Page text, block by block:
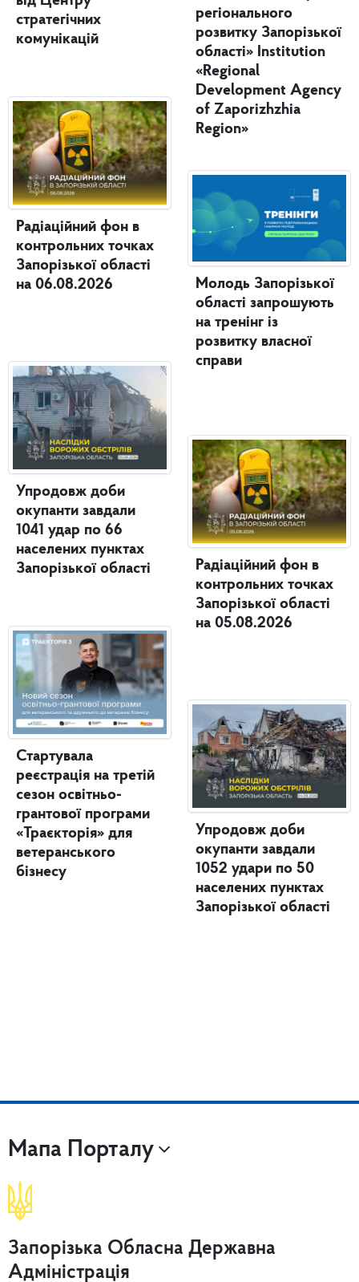
стратегічних
комунікацій
Радіаційний фон в
контрольних точках
Запорізької області
на 06.08.2026
Упродовж доби
окупанти завдали
1041 удар по 66
населених пунктах
Запорізької області
Стартувала
реєстрація на третій
сезон освітньо-
грантової програми
«Траєкторія» для
ветеранського
бізнесу
регіонального
розвитку Запорізької
області» Institution
«Regional
Development Agency
of Zaporizhzhia
Region»
Молодь Запорізької
області запрошують
на тренінг із
розвитку власної
справи
Радіаційний фон в
контрольних точках
Запорізької області
на 05.08.2026
Упродовж доби
окупанти завдали
1052 удари по 50
населених пунктах
Запорізької області
Мапа Порталу
Запорізька Обласна Державна
Адміністрація